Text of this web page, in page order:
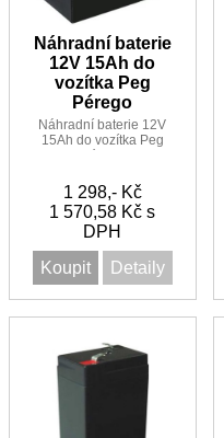
Náhradní baterie
12V 15Ah do
vozítka Peg
Pérego
Náhradní baterie 12V
15Ah do vozítka Peg
Pérego
1 298,- Kč
1 570,58 Kč s
DPH
Koupit
Detaily